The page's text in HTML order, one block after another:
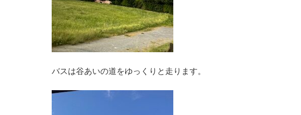
バスは谷あいの道をゆっくりと走ります。